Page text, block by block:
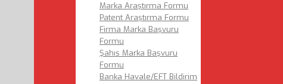
Marka Araştırma Formu
Patent Araştırma Formu
Firma Marka Başvuru
Formu
Şahıs Marka Başvuru
Formu
Banka Havale/EFT Bildirim